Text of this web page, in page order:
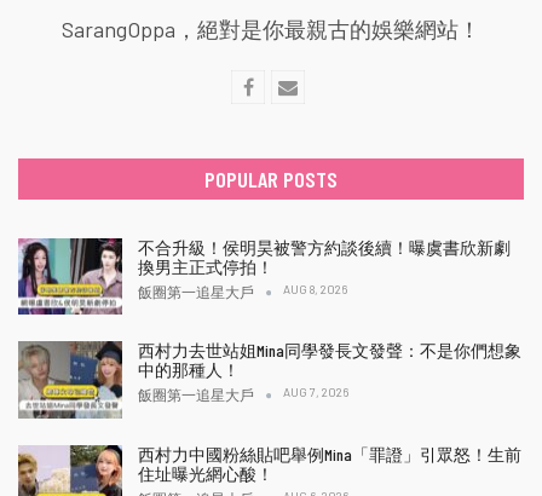
SarangOppa，絕對是你最親古的娛樂網站！
POPULAR POSTS
不合升級！侯明昊被警方約談後續！曝虞書欣新劇
換男主正式停拍！
飯圈第一追星大戶 AUG 8, 2026
西村力去世站姐Mina同學發長文發聲：不是你們想象
中的那種人！
飯圈第一追星大戶 AUG 7, 2026
西村力中國粉絲貼吧舉例Mina「罪證」引眾怒！生前
住址曝光網心酸！